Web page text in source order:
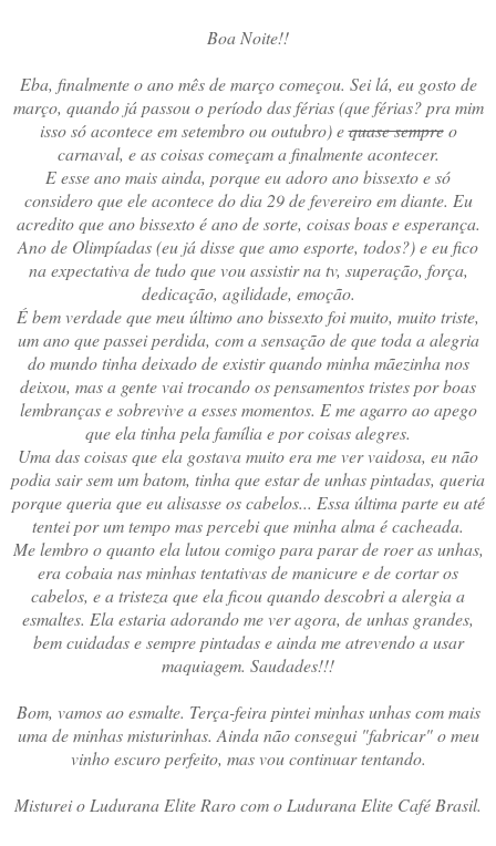
Boa Noite!!
Eba, finalmente o ano mês de março começou. Sei lá, eu gosto de
março, quando já passou o período das férias (que férias? pra mim
isso só acontece em setembro ou outubro) equase sempreo
carnaval, e as coisas começam a finalmente acontecer.
E esse ano mais ainda, porque eu adoro ano bissexto e só
considero que ele acontece do dia 29 de fevereiro em diante. Eu
acredito que ano bissexto é ano de sorte, coisas boas e esperança.
Ano de Olimpíadas (eu já disse que amo esporte, todos?) e eu fico
na expectativa de tudo que vou assistir na tv, superação, força,
dedicação, agilidade, emoção.
É bem verdade que meu último ano bissexto foi muito, muito triste,
um ano que passei perdida, com a sensação de que toda a alegria
do mundo tinha deixado de existir quando minha mãezinha nos
deixou, mas a gente vai trocando os pensamentos tristes por boas
lembranças e sobrevive a esses momentos. E me agarro ao apego
que ela tinha pela família e por coisas alegres.
Uma das coisas que ela gostava muito era me ver vaidosa, eu não
podia sair sem um batom, tinha que estar de unhas pintadas, queria
porque queria que eu alisasse os cabelos... Essa última parte eu até
tentei por um tempo mas percebi que minha alma é cacheada.
Me lembro o quanto ela lutou comigo para parar de roer as unhas,
era cobaia nas minhas tentativas de manicure e de cortar os
cabelos, e a tristeza que ela ficou quando descobri a alergia a
esmaltes. Ela estaria adorando me ver agora, de unhas grandes,
bem cuidadas e sempre pintadas e ainda me atrevendo a usar
maquiagem. Saudades!!!
Bom, vamos ao esmalte. Terça-feira pintei minhas unhas com mais
uma de minhas misturinhas. Ainda não consegui "fabricar" o meu
vinho escuro perfeito, mas vou continuar tentando.
Misturei o Ludurana Elite Raro com o Ludurana Elite Café Brasil.